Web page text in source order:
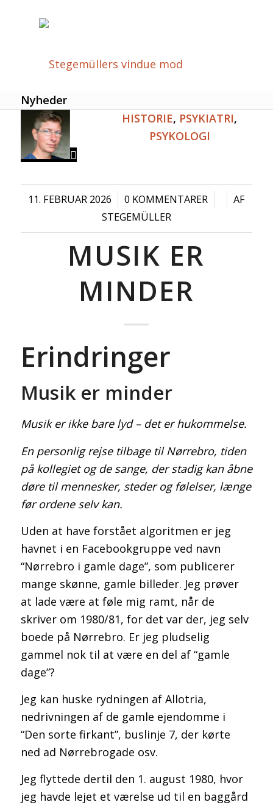
PSYKIATRI
Artikler om bipolar affektiv sindslidelse
Artikler om ECT
Min historie om Aspergers syndrom
Min historie om Aspergers syndrom –
Nyheder
11. FEBRUAR 2026
/ 0 KOMMENTARER
/ /
AF
STEGEMÜLLER
HISTORIE, PSYKIATRI,
PSYKOLOGI
MUSIK ER
MINDER
Erindringer
Musik er minder
Musik er ikke bare lyd – det er hukommelse.
En personlig rejse tilbage til Nørrebro, tiden
på kollegiet og de sange, der stadig kan åbne
døre til mennesker, steder og følelser, længe
før ordene selv kan.
Uden at have forstået algoritmen er jeg
havnet i en Facebookgruppe ved navn
“Nørrebro i gamle dage”, som publicerer
mange skønne, gamle billeder. Jeg prøver
at lade være at føle mig ramt, når de
skriver om 1980/81, for det var der, jeg selv
boede på Nørrebro. Er jeg pludselig
gammel nok til at være en del af “gamle
dage”?
Jeg kan huske rydningen af Allotria,
nedrivningen af de gamle ejendomme i
“Den sorte firkant”, buslinje 7, der kørte
ned ad Nørrebrogade osv.
Jeg flyttede dertil den 1. august 1980, hvor
jeg havde lejet et værelse ud til en baggård